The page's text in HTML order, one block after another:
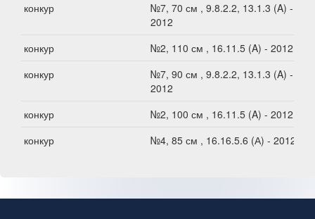
конкур
№7, 70 см , 9.8.2.2, 13.1.3 (A) -
2012
конкур
№2, 110 см , 16.11.5 (A) - 2012
конкур
№7, 90 см , 9.8.2.2, 13.1.3 (A) -
2012
конкур
№2, 100 см , 16.11.5 (A) - 2012
конкур
№4, 85 см , 16.16.5.6 (А) - 2012